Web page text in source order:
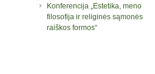
Konferencija „Estetika, meno
filosofija ir religinės sąmonės
raiškos formos“